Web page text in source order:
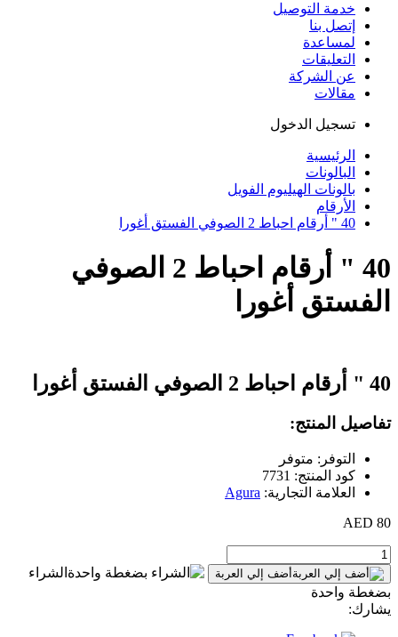
خدمة التوصيل
إتصل بنا
لمساعدة
التعليقات
عن الشركة
مقالات
تسجيل الدخول
الرئيسية
البالونات
بالونات الهيليوم الفويل
الأرقام
40 " أرقام احباط 2 الصوفي الفستق أغورا
40 " أرقام احباط 2 الصوفي
الفستق أغورا
40 " أرقام احباط 2 الصوفي الفستق أغورا
تفاصيل المنتج:
التوفر: متوفر
كود المنتج: 7731
العلامة التجارية: Agura
80 AED
أضف إلي العربة
الشراء
بضغطة واحدة
يشارك: